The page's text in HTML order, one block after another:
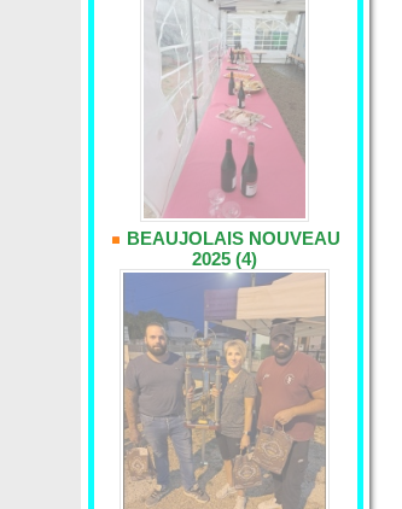
BEAUJOLAIS NOUVEAU
2025 (4)